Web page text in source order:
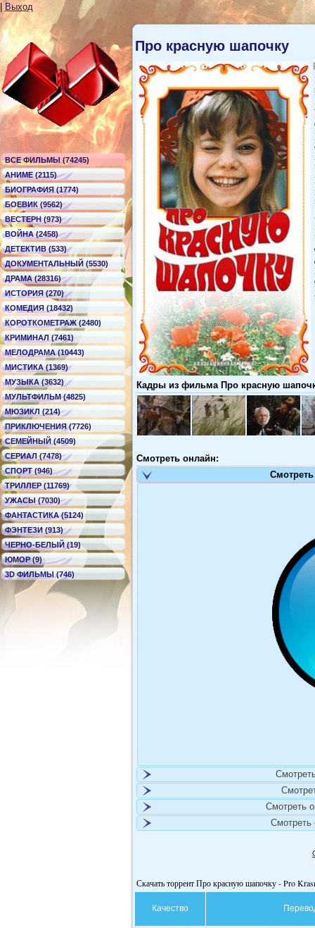
Выход
ВСЕ ФИЛЬМЫ (74245)
АНИМЕ (2115)
БИОГРАФИЯ (1774)
БОЕВИК (9562)
ВЕСТЕРН (973)
ВОЙНА (2458)
ДЕТЕКТИВ (533)
ДОКУМЕНТАЛЬНЫЙ (5530)
ДРАМА (28316)
ИСТОРИЯ (270)
КОМЕДИЯ (18432)
КОРОТКОМЕТРАЖ (2480)
КРИМИНАЛ (7461)
МЕЛОДРАМА (10443)
МИСТИКА (1369)
МУЗЫКА (3632)
МУЛЬТФИЛЬМ (4825)
МЮЗИКЛ (214)
ПРИКЛЮЧЕНИЯ (7726)
СЕМЕЙНЫЙ (4509)
СЕРИАЛ (7478)
СПОРТ (946)
ТРИЛЛЕР (11769)
УЖАСЫ (7030)
ФАНТАСТИКА (5124)
ФЭНТЕЗИ (913)
ЧЕРНО-БЕЛЫЙ (19)
ЮМОР (9)
3D ФИЛЬМЫ (746)
Про красную шапочку
Кадры из фильма Про красную
Смотреть онлайн:
Смотреть
Смотреть
Скачать торрент Про красную шапочку - Pro
Качество